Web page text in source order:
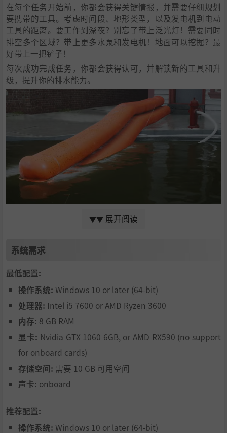
在每个任务开始前，你都会获得关键情报，并需要仔细规划
要携带的工具。考虑时间段、地形类型，以及发电机到电动
工具的距离。要工作到深夜？别忘了带上泛光灯！需要同时
排空多个区域？带上更多水泵和发电机！地面可以挖掘？最
好带上一把铲子！
每次成功完成任务，你都会获得认可，并解锁新的工具和升
级，提升你的排水能力。
装备各种排水工具与设备，从你可靠的耙子到水泵，你将以
家，DrainSim 都能为所有追求恢复城市排水系统秩序的玩家
提供沉浸式体验。现在就加入吧，卷起袖子，让 DrainSim
▼▼ 展开阅读
系统需求
最低配置:
操作系统: Windows 10 or later (64-bit)
处理器: Intel i5 7600 or AMD Ryzen 3600
内存: 8 GB RAM
显卡: Nvidia GTX 1060 6GB, or AMD RX590 (no support
for onboard cards)
存储空间: 需要 10 GB 可用空间
声卡: onboard
推荐配置:
操作系统: Windows 10 or later (64-bit)